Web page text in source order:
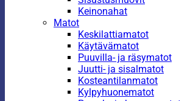
Keinonahat
Matot
Keskilattiamatot
Käytävämatot
Puuvilla- ja räsymatot
Juutti- ja sisalmatot
Kosteantilanmatot
Kylpyhuonematot